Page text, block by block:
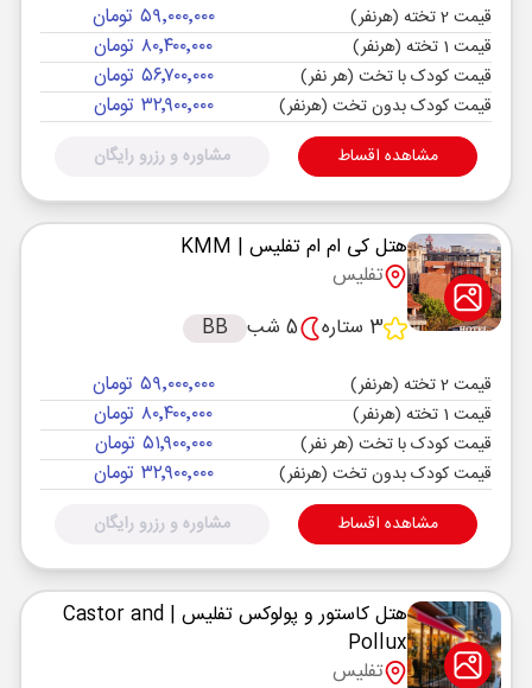
قیمت 2 تخته (هرنفر) ۵۹٬۰۰۰٬۰۰۰ تومان
قیمت 1 تخته (هرنفر) ۸۰٬۴۰۰٬۰۰۰ تومان
قیمت کودک با تخت (هر نفر) ۵۶٬۷۰۰٬۰۰۰ تومان
قیمت کودک بدون تخت (هرنفر) ۳۲٬۹۰۰٬۰۰۰ تومان
مشاهده اقساط مشاوره و رزرو رایگان
هتل کی ام ام تفلیس | KMM
تفلیس
3 ستاره
5 شب BB
قیمت 2 تخته (هرنفر) ۵۹٬۰۰۰٬۰۰۰ تومان
قیمت 1 تخته (هرنفر) ۸۰٬۴۰۰٬۰۰۰ تومان
قیمت کودک با تخت (هر نفر) ۵۱٬۹۰۰٬۰۰۰ تومان
قیمت کودک بدون تخت (هرنفر) ۳۲٬۹۰۰٬۰۰۰ تومان
مشاهده اقساط مشاوره و رزرو رایگان
هتل کاستور و پولوکس تفلیس | Castor and
Pollux
تفلیس